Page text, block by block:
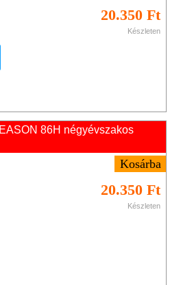
20.350 Ft
Készleten
86H négyévszakos
20.350 Ft
Készleten